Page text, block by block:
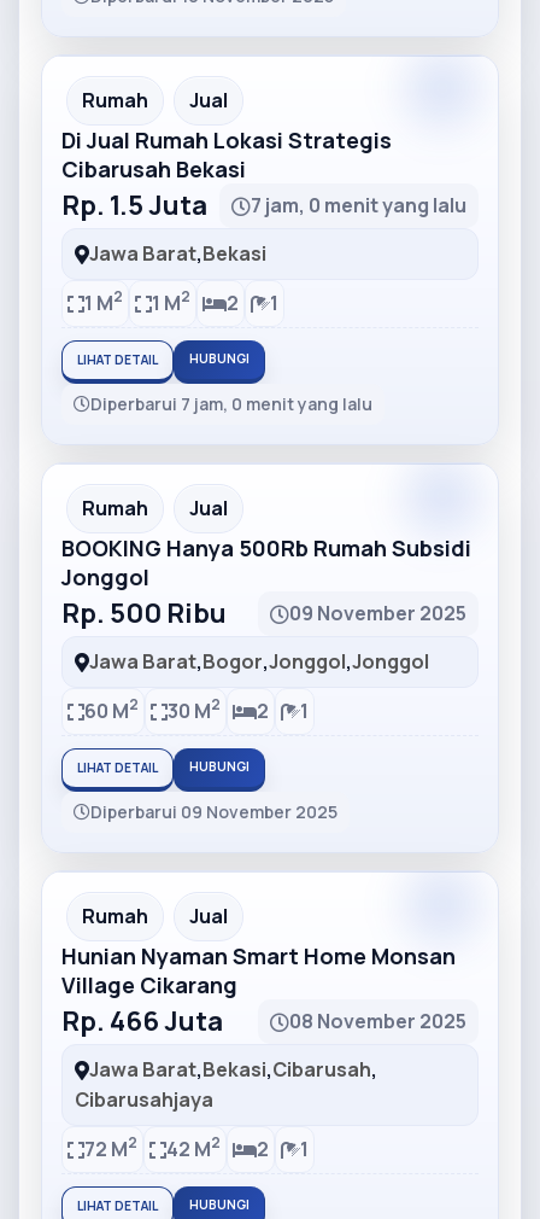
Partner Ad
Rumah Jual
Di Jual Rumah Lokasi Strategis
Cibarusah Bekasi
Rp. 1.5 Juta
7 jam, 0 menit yang lalu
Jawa Barat,Bekasi
1 M2 1 M2 2 1
LIHAT DETAIL HUBUNGI
Diperbarui 7 jam, 0 menit yang lalu
Partner Ad
Rumah Jual
BOOKING Hanya 500Rb Rumah Subsidi
Jonggol
Rp. 500 Ribu
09 November 2025
Jawa Barat,Bogor,Jonggol,Jonggol
60 M2 30 M2 2 1
LIHAT DETAIL HUBUNGI
Diperbarui 09 November 2025
Partner Ad
Rumah Jual
Hunian Nyaman Smart Home Monsan
Village Cikarang
Rp. 466 Juta
08 November 2025
Jawa Barat,Bekasi,Cibarusah,
Cibarusahjaya
72 M2 42 M2 2 1
LIHAT DETAIL HUBUNGI